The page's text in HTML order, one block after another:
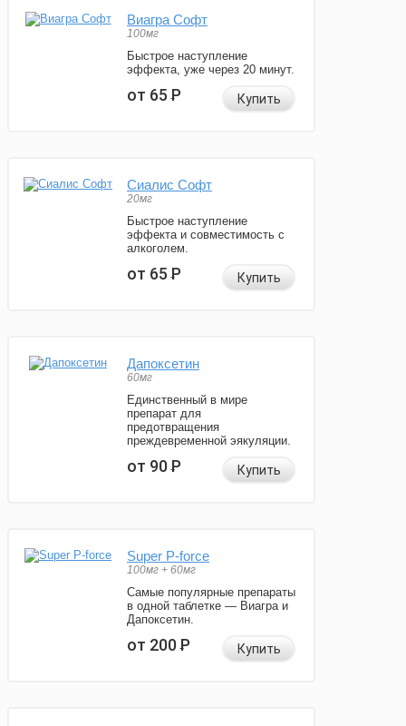
Виагра Софт
100мг
Быстрое наступление
эффекта, уже через 20 минут.
от 65Р Купить
Сиалис Софт
20мг
Быстрое наступление
эффекта и совместимость с
алкоголем.
от 65Р Купить
Дапоксетин
60мг
Единственный в мире
препарат для
предотвращения
преждевременной эякуляции.
от 90Р Купить
Super P-force
100мг + 60мг
Самые популярные препараты
в одной таблетке — Виагра и
Дапоксетин.
от 200Р Купить